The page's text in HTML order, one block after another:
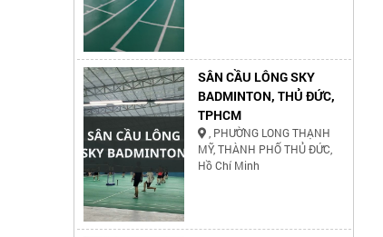
SÂN CẦU LÔNG SKY
BADMINTON, THỦ ĐỨC,
TPHCM
, PHƯỜNG LONG THẠNH
MỸ, THÀNH PHỐ THỦ ĐỨC,
Hồ Chí Minh